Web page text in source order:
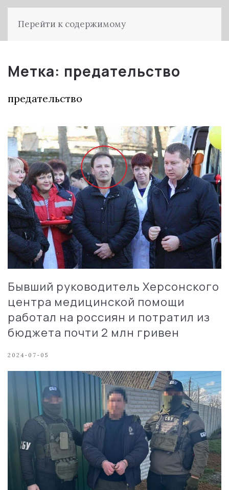
Перейти к содержимому
Метка: предательство
предательство
Бывший руководитель Херсонского
центра медицинской помощи
работал на россиян и потратил из
бюджета почти 2 млн гривен
2024-07-05